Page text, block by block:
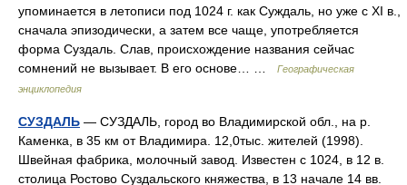
упоминается в летописи под 1024 г. как Суждаль, но уже с XI в.,
сначала эпизодически, а затем все чаще, употребляется
форма Суздаль. Слав, происхождение названия сейчас
сомнений не вызывает. В его основе… …
Географическая
энциклопедия
СУЗДАЛЬ — СУЗДАЛЬ, город во Владимирской обл., на р.
Каменка, в 35 км от Владимира. 12,0тыс. жителей (1998).
Швейная фабрика, молочный завод. Известен с 1024, в 12 в.
столица Ростово Суздальского княжества, в 13 начале 14 вв.